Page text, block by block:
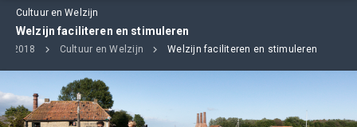
Cultuur en Welzijn
Welzijn faciliteren en stimuleren
2018 Cultuur en Welzijn Welzijn faciliteren en stimuleren